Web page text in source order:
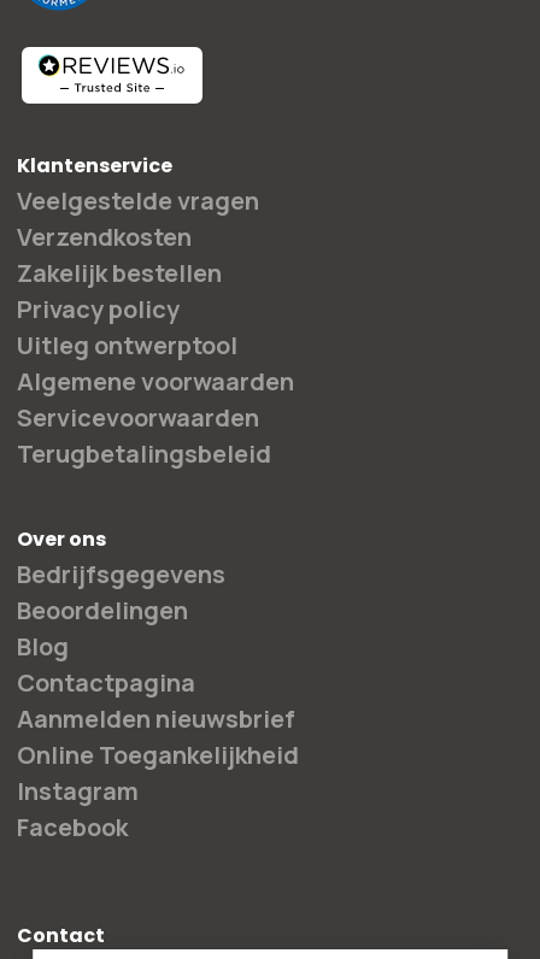
Klantenservice
Veelgestelde vragen
Verzendkosten
Zakelijk bestellen
Privacy policy
Uitleg ontwerptool
Algemene voorwaarden
Servicevoorwaarden
Terugbetalingsbeleid
Over ons
Bedrijfsgegevens
Beoordelingen
Blog
Contactpagina
Aanmelden nieuwsbrief
Online Toegankelijkheid
Instagram
Facebook
Contact